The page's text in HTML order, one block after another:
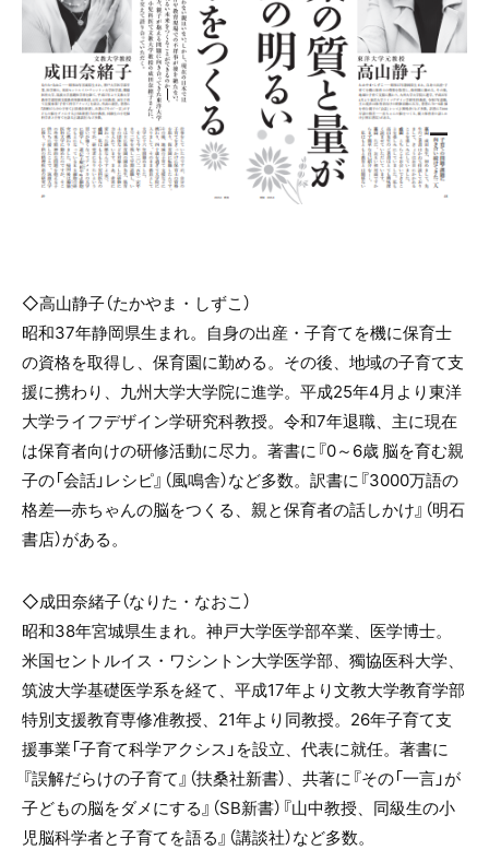
◇高山静子（たかやま・しずこ）
昭和37年静岡県生まれ。自身の出産・子育てを機に保育士
の資格を取得し、保育園に勤める。その後、地域の子育て支
援に携わり、九州大学大学院に進学。平成25年4月より東洋
大学ライフデザイン学研究科教授。令和7年退職、主に現在
は保育者向けの研修活動に尽力。著書に『0～6歳 脳を育む親
子の「会話」レシピ』（風鳴舎）など多数。訳書に『3000万語の
格差―赤ちゃんの脳をつくる、親と保育者の話しかけ』（明石
書店）がある。
◇成田奈緒子（なりた・なおこ）
昭和38年宮城県生まれ。神戸大学医学部卒業、医学博士。
米国セントルイス・ワシントン大学医学部、獨協医科大学、
筑波大学基礎医学系を経て、平成17年より文教大学教育学部
特別支援教育専修准教授、21年より同教授。26年子育て支
援事業「子育て科学アクシス」を設立、代表に就任。著書に
『誤解だらけの子育て』（扶桑社新書）、共著に『その「一言」が
子どもの脳をダメにする』（SB新書）『山中教授、同級生の小
児脳科学者と子育てを語る』（講談社）など多数。